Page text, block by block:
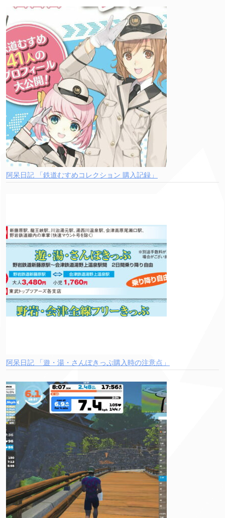
阿呆日記 「鉄道むすめコレクション 購入記録」
阿呆日記 「遊・湯・さんぽきっぷ購入時の注意点」